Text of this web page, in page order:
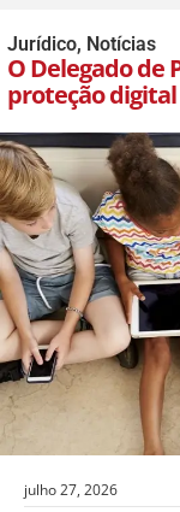
Jurídico, Notícias
O Delegado de
proteção digital
julho 27, 2026